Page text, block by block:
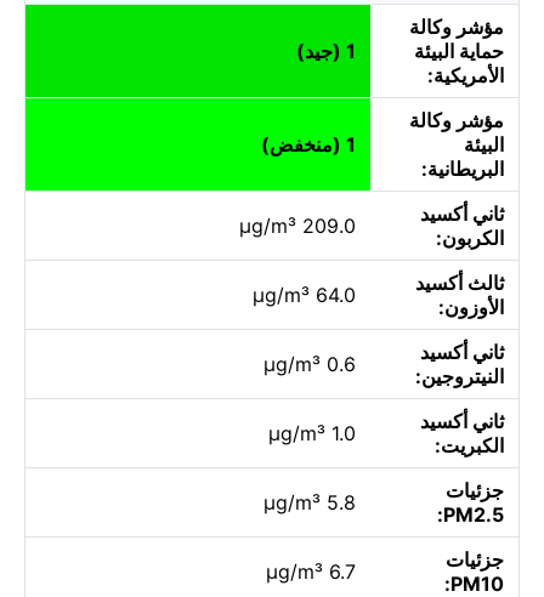
مؤشر وكالة
حماية البيئة
الأمريكية:
1 (جيد)
مؤشر وكالة
البيئة
البريطانية:
1 (منخفض)
ثاني أكسيد
الكربون:
209.0 µg/m³
ثالث أكسيد
الأوزون:
64.0 µg/m³
ثاني أكسيد
النيتروجين:
0.6 µg/m³
ثاني أكسيد
الكبريت:
1.0 µg/m³
جزئيات
PM2.5:
5.8 µg/m³
جزئيات
PM10:
6.7 µg/m³